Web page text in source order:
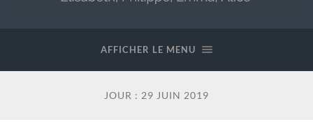
AFFICHER LE MENU
JOUR : 29 JUIN 2019